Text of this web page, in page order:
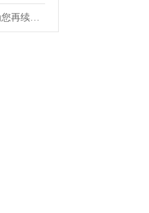
广州花园酒店三十五载，非凡为您再续传奇！